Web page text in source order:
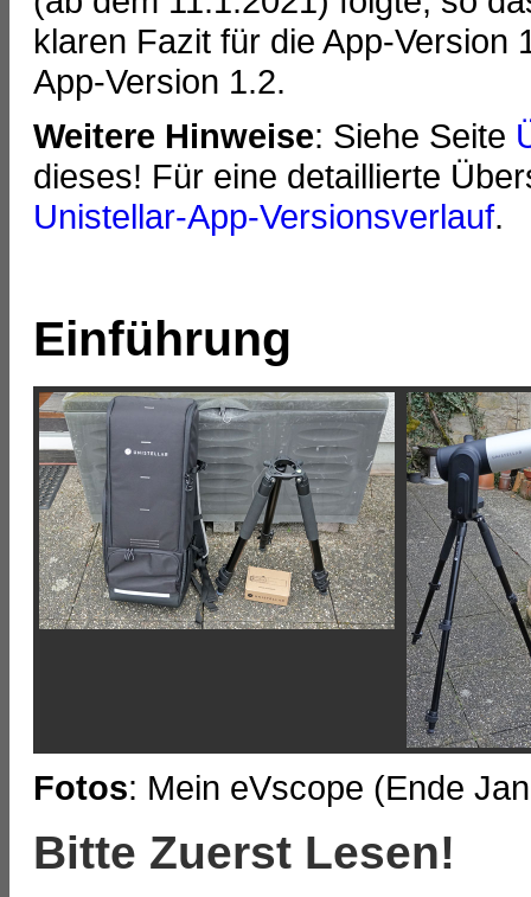
klaren Fazit für die App-
App-Version 1.2.
Weitere Hinweise: Siehe Seite
dieses! Für eine detaillierte
Unistellar-App-Versionsverlauf.
Einführung
Fotos: Mein eVscope (Ende
Bitte Zuerst Lesen!